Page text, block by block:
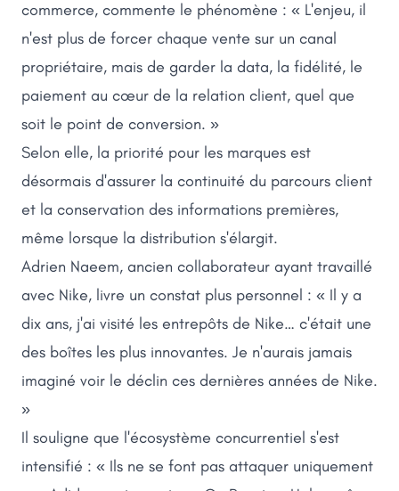
commerce, commente le phénomène : « L'enjeu, il
n'est plus de forcer chaque vente sur un canal
propriétaire, mais de garder la data, la fidélité, le
paiement au cœur de la relation client, quel que
soit le point de conversion. »
Selon elle, la priorité pour les marques est
désormais d'assurer la continuité du parcours client
et la conservation des informations premières,
même lorsque la distribution s'élargit.
Adrien Naeem, ancien collaborateur ayant travaillé
avec Nike, livre un constat plus personnel : « Il y a
dix ans, j'ai visité les entrepôts de Nike… c'était une
des boîtes les plus innovantes. Je n'aurais jamais
imaginé voir le déclin ces dernières années de Nike.
»
Il souligne que l'écosystème concurrentiel s'est
intensifié : « Ils ne se font pas attaquer uniquement